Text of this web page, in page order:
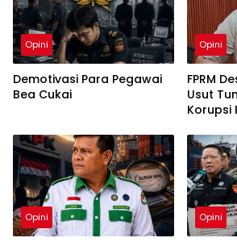
Opini
Demotivasi Para Pegawai
Bea Cukai
Opini
FPRM
Usut
Korupsi
Langsa
Opini Opini